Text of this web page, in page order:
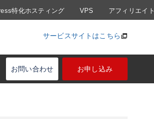
特化ホスティング VPS アフィリエイト
サービスサイトはこちら
お問い合わせ お申し込み